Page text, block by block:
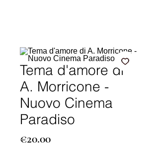
Tema d'amore di
A. Morricone -
Nuovo Cinema
Paradiso
€20.00Price